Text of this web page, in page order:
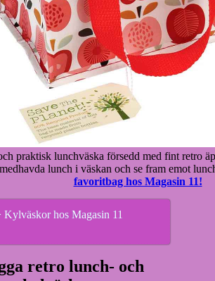
praktisk lunchväska försedd med fint retro
lunch i väskan och se fram emot
favoritbag hos Magasin 11!
Kylväskor hos Magasin 11
retro lunch- och